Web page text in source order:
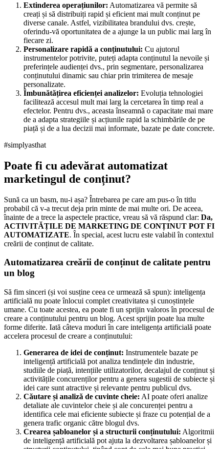
Extinderea operațiunilor: Automatizarea vă permite să
creați și să distribuiți rapid și eficient mai mult conținut pe
diverse canale. Astfel, vizibilitatea brandului dvs. crește,
oferindu-vă oportunitatea de a ajunge la un public mai larg în
fiecare zi.
Personalizare rapidă a conținutului: Cu ajutorul
instrumentelor potrivite, puteți adapta conținutul la nevoile și
preferințele audienței dvs., prin segmentare, personalizarea
conținutului dinamic sau chiar prin trimiterea de mesaje
personalizate.
Îmbunătățirea eficienței analizelor: Evoluția tehnologiei
facilitează accesul mult mai larg la cercetarea în timp real a
efectelor. Pentru dvs., aceasta înseamnă o capacitate mai mare
de a adapta strategiile și acțiunile rapid la schimbările de pe
piață și de a lua decizii mai informate, bazate pe date concrete.
#simplyasthat
Poate fi cu adevărat automatizat
marketingul de conținut?
Sună ca un basm, nu-i așa? Întrebarea pe care am pus-o în titlu
probabil că v-a trecut deja prin minte de mai multe ori. De aceea,
înainte de a trece la aspectele practice, vreau să vă răspund clar: Da,
ACTIVITĂȚILE DE MARKETING DE CONȚINUT POT FI
AUTOMATIZATE. În special, acest lucru este valabil în contextul
creării de conținut de calitate.
Automatizarea creării de conținut de calitate pentru
un blog
Să fim sinceri (și voi susține ceea ce urmează să spun): inteligența
artificială nu poate înlocui complet creativitatea și cunoștințele
umane. Cu toate acestea, ea poate fi un sprijin valoros în procesul de
creare a conținutului pentru un blog. Acest sprijin poate lua multe
forme diferite. Iată câteva moduri în care inteligența artificială poate
accelera procesul de creare a conținutului:
Generarea de idei de conținut: Instrumentele bazate pe
inteligență artificială pot analiza tendințele din industrie,
studiile de piață, intențiile utilizatorilor, decalajul de conținut și
activitățile concurenților pentru a genera sugestii de subiecte și
idei care sunt atractive și relevante pentru publicul dvs.
Căutare și analiză de cuvinte cheie: AI poate oferi analize
detaliate ale cuvintelor cheie și ale concurenței pentru a
identifica cele mai eficiente subiecte și fraze cu potențial de a
genera trafic organic către blogul dvs.
Crearea șabloanelor și a structurii conținutului: Algoritmii
de inteligență artificială pot ajuta la dezvoltarea șabloanelor și